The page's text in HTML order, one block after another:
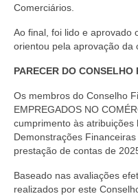
Saúde
Aplicativo
Acordo de
CIPA
BENEFÍCIOS
Sede social
Colônia de
Comerciários.
Ao final, foi lido e aprovado
orientou pela aprovação da
PARECER DO
Os membros do Conselho
EMPREGADOS NO
cumprimento às
Demonstrações
prestação de contas de
Baseado nas avaliações
realizados por este